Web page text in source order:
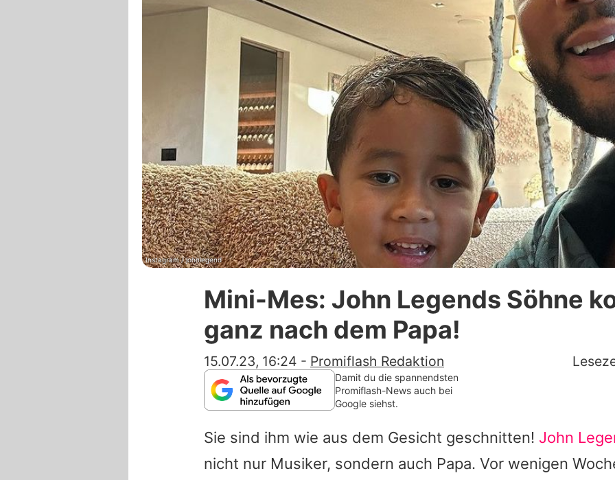
Familie & Liebe
Promiflash Exklusiv
Alle Themen auf Promiflash
Jobs
App runterladen
Team
Redaktionelle Richtlinien
Impressum
Datenschutzerklärung
Nutzungsbedingungen
Utiq verwalten
Instagram / johnlegend
Mini-Mes: John Legends Söhne
ganz nach dem Papa!
15.07.23, 16:24 - Promiflash Redaktion
Damit du die spannendsten
Promiflash-News auch bei
Google siehst.
Sie sind ihm wie aus dem Gesicht geschnitten! John
nicht nur Musiker, sondern auch Papa. Vor wenigen